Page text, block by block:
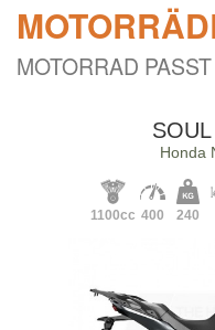
MOTORRAD
Honda
1100cc 400 240